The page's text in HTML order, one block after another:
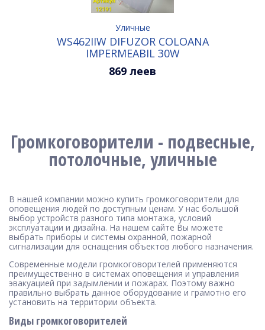
Уличные
WS462IIW DIFUZOR COLOANA
IMPERMEABIL 30W
869 леев
Громкоговорители - подвесные,
потолочные, уличные
В нашей компании можно купить громкоговорители для
оповещения людей по доступным ценам. У нас большой
выбор устройств разного типа монтажа, условий
эксплуатации и дизайна. На нашем сайте Вы можете
выбрать приборы и системы охранной, пожарной
сигнализации для оснащения объектов любого назначения.
Современные модели громкоговорителей применяются
преимущественно в системах оповещения и управления
эвакуацией при задымлении и пожарах. Поэтому важно
правильно выбрать данное оборудование и грамотно его
установить на территории объекта.
Виды громкоговорителей